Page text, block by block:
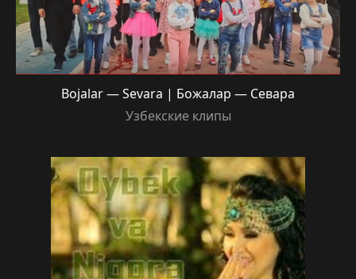
Bojalar — Sevara | Божалар — Севара
Узбекские клипы